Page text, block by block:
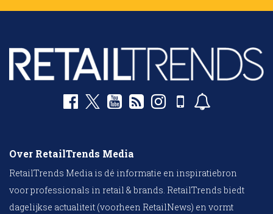
Over RetailTrends Media
RetailTrends Media is dé informatie en inspiratiebron
voor professionals in retail & brands. RetailTrends biedt
dagelijkse actualiteit (voorheen RetailNews) en vormt